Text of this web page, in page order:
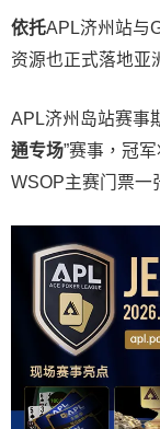
依托APL济州站与
资源也正式落地亚
APL济州岛站赛事
通专场”赛事，冠
WSOP主赛门票一